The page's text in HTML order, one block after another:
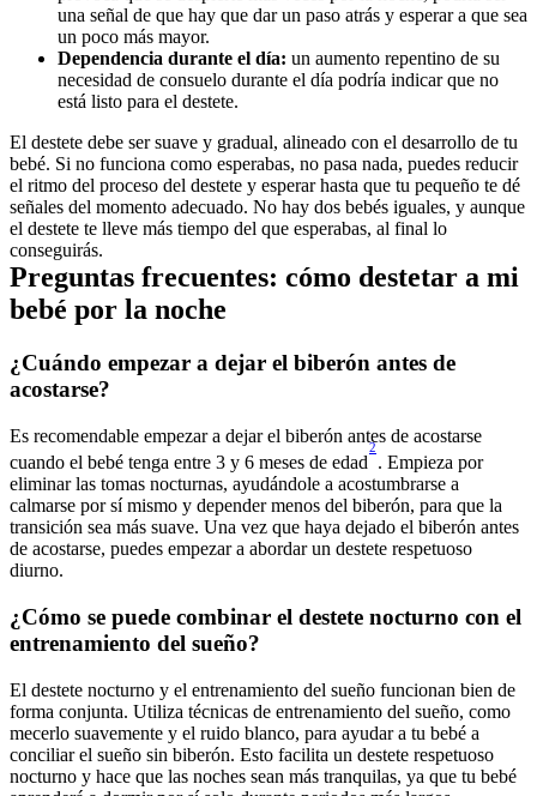
una señal de que hay que dar un paso atrás y esperar a que sea
Dependencia durante el día: un aumento repentino de su
necesidad de consuelo durante el día podría indicar que no
El destete debe ser suave y gradual, alineado con el desarrollo de tu
bebé. Si no funciona como esperabas, no pasa nada, puedes reducir
el ritmo del proceso del destete y esperar hasta que tu pequeño te dé
señales del momento adecuado. No hay dos bebés iguales, y aunque
el destete te lleve más tiempo del que esperabas, al final lo
Preguntas frecuentes: cómo destetar a mi
¿Cuándo empezar a dejar el biberón antes de
Es recomendable empezar a dejar el biberón antes de acostarse
cuando el bebé tenga entre 3 y 6 meses de edad
2
. Empieza por
eliminar las tomas nocturnas, ayudándole a acostumbrarse a
calmarse por sí mismo y depender menos del biberón, para que la
transición sea más suave. Una vez que haya dejado el biberón antes
de acostarse, puedes empezar a abordar un destete respetuoso
¿Cómo se puede combinar el destete nocturno con el
El destete nocturno y el entrenamiento del sueño funcionan bien de
forma conjunta. Utiliza técnicas de entrenamiento del sueño, como
mecerlo suavemente y el ruido blanco, para ayudar a tu bebé a
conciliar el sueño sin biberón. Esto facilita un destete respetuoso
nocturno y hace que las noches sean más tranquilas, ya que tu bebé